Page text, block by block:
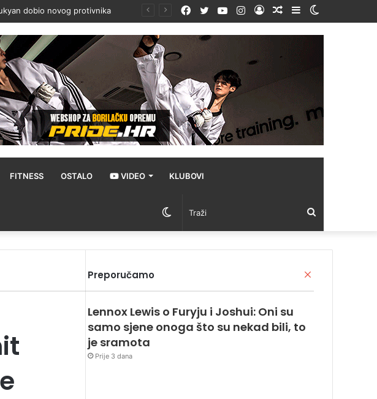
dobio novog protivnika Sidebar
Random
Prijava
Instagram
YouTube
Twitter
Facebook
FITNESS OSTALO VIDEO KLUBOVI
Traži
Switch
skin
Preporučamo
Lennox Lewis o Furyju i Joshui: Oni su
samo sjene onoga što su nekad bili, to
je sramota
Prije 3 dana